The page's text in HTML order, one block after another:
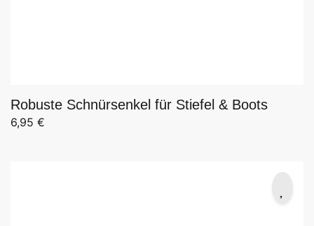
Robuste Schnürsenkel für Stiefel & Boots
6,95 €